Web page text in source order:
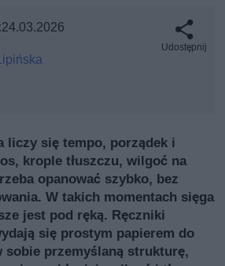
24.03.2026
Udostępnij
liczy się tempo, porządek i
krople tłuszczu, wilgoć na
opanować szybko, bez
W takich momentach sięga
jest pod ręką. Ręczniki
się prostym papierem do
sobie przemyślaną strukturę,